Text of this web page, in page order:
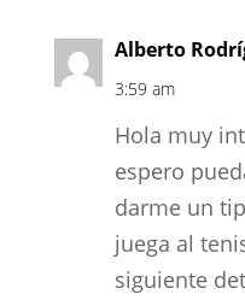
Alberto
3:59 am
Hola muy
espero
darme un
juega al
siguiente